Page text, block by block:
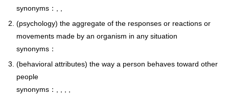
synonyms：, ,
(psychology) the aggregate of the responses or reactions or
movements made by an organism in any situation
synonyms：
(behavioral attributes) the way a person behaves toward other
people
synonyms：, , , ,